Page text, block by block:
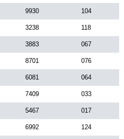
Noche
9930 104
3238 118
3883 067
8701 076
6081 064
7409 033
5467 017
6992 124